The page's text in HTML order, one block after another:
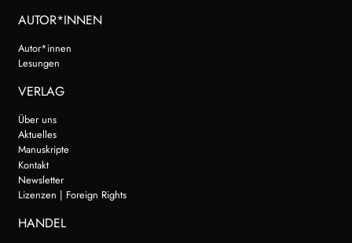
AUTOR*INNEN
Autor*innen
Lesungen
VERLAG
Über uns
Aktuelles
Manuskripte
Kontakt
Newsletter
Lizenzen | Foreign Rights
HANDEL